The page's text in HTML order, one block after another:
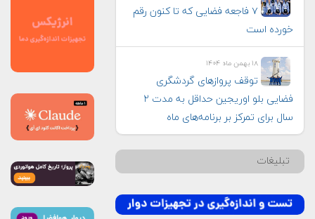
۷ فاجعه فضایی که تا کنون رقم
خورده است
۱۸ بهمن ماه ۱۴۰۴
توقف پروازهای گردشگری
فضایی بلو اوریجین حداقل به مدت ۲
سال برای تمرکز بر برنامه‌های ماه
تبلیغات